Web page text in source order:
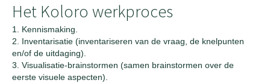
Het Koloro werkproces
1. Kennismaking.
2. Inventarisatie (inventariseren van de vraag, de knelpunten
en/of de uitdaging).
3. Visualisatie-brainstormen (samen brainstormen over de
eerste visuele aspecten).